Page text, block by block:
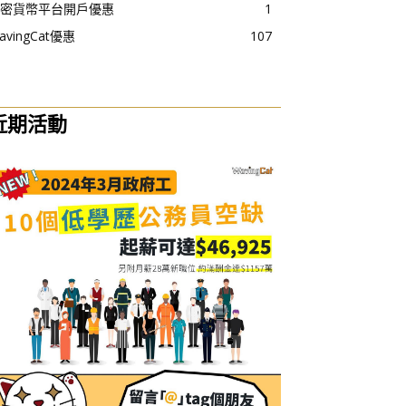
貨幣平台開戶優惠
1
優惠
107
期活動